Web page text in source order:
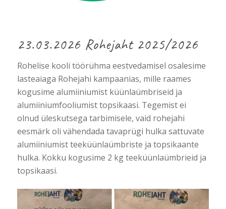
23.03.2026 Rohejaht 2025/2026
Rohelise kooli töörühma eestvedamisel osalesime
lasteaiaga Rohejahi kampaanias, mille raames
kogusime alumiiniumist küünlaümbriseid ja
alumiiniumfooliumist topsikaasi. Tegemist ei
olnud üleskutsega tarbimisele, vaid rohejahi
eesmärk oli vähendada tavaprügi hulka sattuvate
alumiiniumist teeküünlaümbriste ja topsikaante
hulka. Kokku kogusime 2 kg teeküünlaümbrieid ja
topsikaasi.